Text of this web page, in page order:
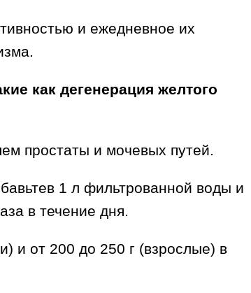
и ежедневное их
как дегенерация желтого
простаты и мочевых путей.
1 л фильтрованной воды и
в течение дня.
и от 200 до 250 г (взрослые) в